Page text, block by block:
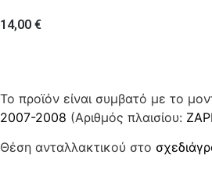
14,00 €
Το προϊόν είναι συμβατό με το
2007-2008 (Αριθμός πλαισίου:
Θέση ανταλλακτικού στο